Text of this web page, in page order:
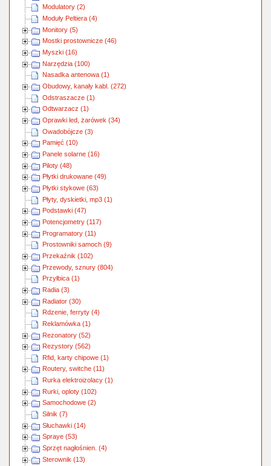
Modulatory (2)
Moduły Peltiera (4)
Monitory (5)
Mostki prostownicze (46)
Myszki (16)
Narzędzia (100)
Nasadka antenowa (1)
Obudowy, kanały kabl. (272)
Odstraszacze (1)
Odtwarzacz (1)
Oprawki led, żarówek (34)
Owadobójcze (3)
Pamięć (10)
Panele solarne (16)
Piloty (48)
Płytki drukowane (49)
Płytki stykowe (63)
Płyty, dyskietki, mp3 (1)
Podstawki (47)
Potencjometry (117)
Programatory (11)
Prostowniki samoch (9)
Przekaźnik (102)
Przewody, sznury (804)
Przyłbica (1)
Radia (3)
Radiator (30)
Rdzenie, ferryty (4)
Reklamówka (1)
Rezonatory (52)
Rezystory (562)
Rfid, karty chipowe (1)
Routery, switche (11)
Rurka elektroizolacy (1)
Rurki, oploty (102)
Samochodowe (2)
Silnik (7)
Słuchawki (14)
Spraye (53)
Sprzęt nagłośnien. (4)
Sterownik (13)